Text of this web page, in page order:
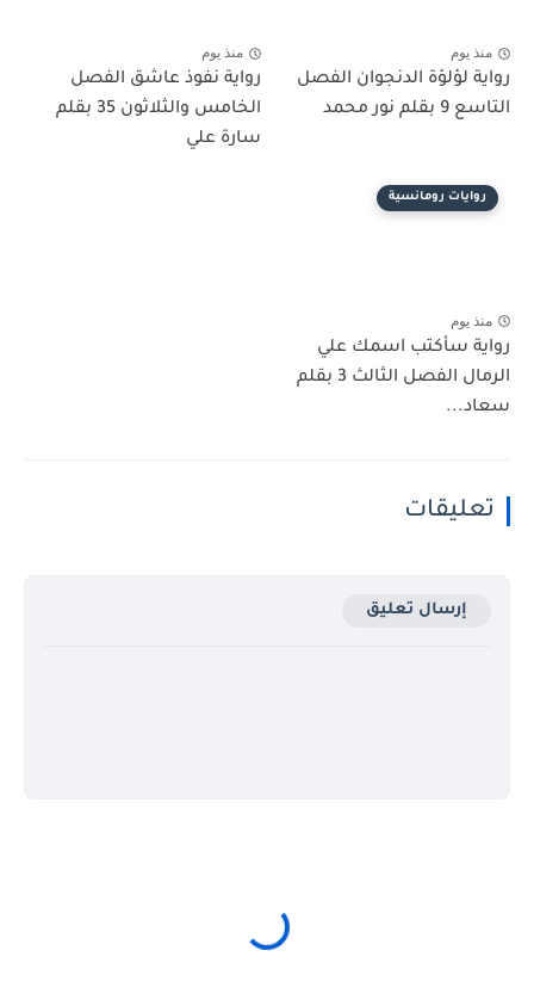
منذ يوم
رواية لؤلؤة الدنجوان الفصل
التاسع 9 بقلم نور محمد
منذ يوم
رواية نفوذ عاشق الفصل
الخامس والثلاثون 35 بقلم
سارة علي
روايات رومانسية
منذ يوم
رواية سأكتب اسمك علي
الرمال الفصل الثالث 3 بقلم
سعاد...
تعليقات
إرسال تعليق